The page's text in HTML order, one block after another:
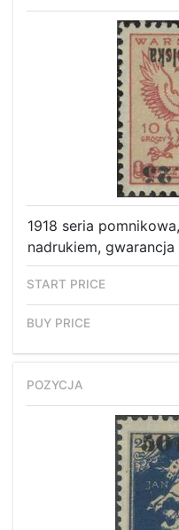
1918 seria
nadrukiem,